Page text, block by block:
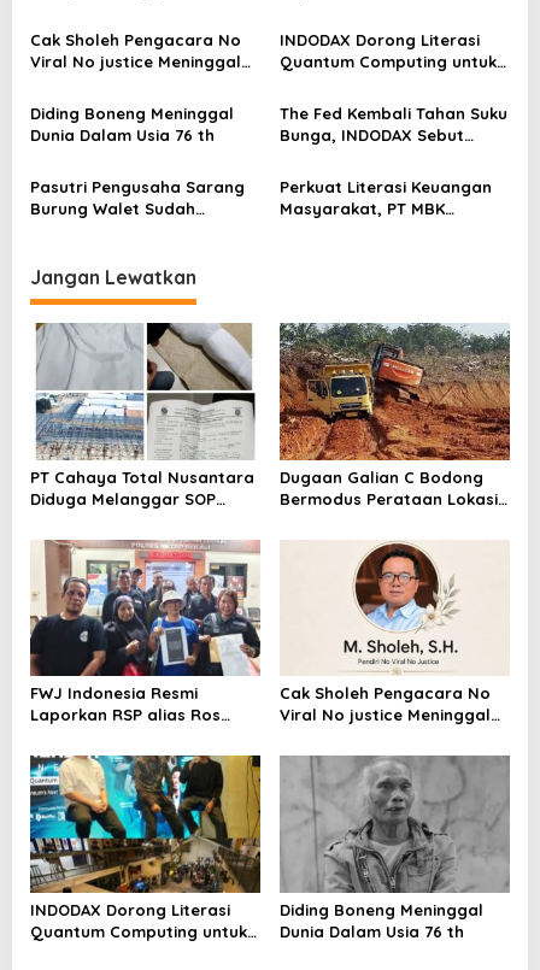
o
s
Kerja Hingga meninggal
Dunia, Kluarga Korban
Merasa Di abaikan
Cak Sholeh Pengacara No
Viral No justice Meninggal
INDODAX Dorong Literasi
Quantum Computing untuk
Blockchain
Diding Boneng Meninggal
Dunia Dalam Usia 76 th
The Fed Kembali Tahan Suku
Bunga, INDODAX Sebut
Sentimen Pasar
Pasutri Pengusaha Sarang
Burung Walet Sudah
Segera Lakukan Penahanan
Perkuat Literasi Keuangan
Masyarakat, PT MBK
Jangan Lewatkan
PT Cahaya Total Nusantara
Diduga Melanggar SOP
Kerja Hingga meninggal
Dunia, Kluarga Korban
Merasa Di abaikan
Dugaan Galian C Bodong
Bermodus Perataan Lokasi
Riau Akan Tinjauan Lokasi
FWJ Indonesia Resmi
Laporkan RSP alias Ros
Cak Sholeh Pengacara No
Viral No justice Meninggal
INDODAX Dorong Literasi
Quantum Computing untuk
Diding Boneng Meninggal
Dunia Dalam Usia 76 th